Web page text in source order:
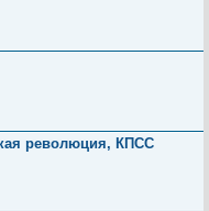
революция, КПСС